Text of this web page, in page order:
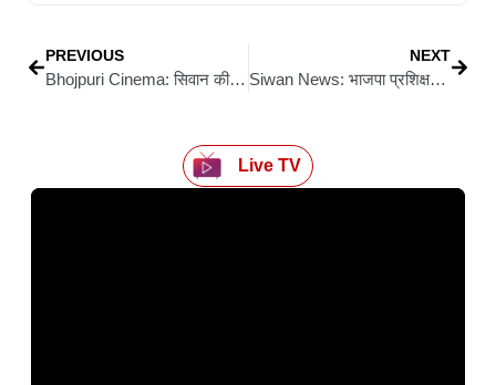
PREVIOUS
Bhojpuri Cinema: सिवान की माटी से उठी आस्था की कहानी: भोजपुरी फीचर फिल्म ‘लागल बा आसरा छठी मईया के’ इस छठ पर होगी रिलीज
NEXT
Siwan News: भाजपा प्रशिक्षण महाभियान: हुसैनगंज मंडल कार्यशाला में संगठन मजबूती पर जोर
Live TV